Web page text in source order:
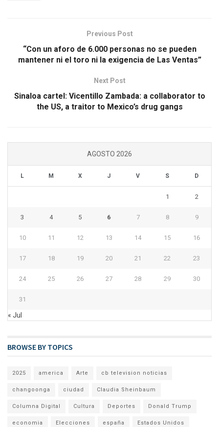
Previous Post
“Con un aforo de 6.000 personas no se pueden
mantener ni el toro ni la exigencia de Las Ventas”
Next Post
Sinaloa cartel: Vicentillo Zambada: a collaborator to
the US, a traitor to Mexico’s drug gangs
AGOSTO 2026
L M X J V S D
1 2
3 4 5 6 7 8 9
10 11 12 13 14 15 16
17 18 19 20 21 22 23
24 25 26 27 28 29 30
31
« Jul
BROWSE BY TOPICS
2025 america Arte cb television noticias
changoonga ciudad Claudia Sheinbaum
Columna Digital Cultura Deportes Donald Trump
economia Elecciones españa Estados Unidos